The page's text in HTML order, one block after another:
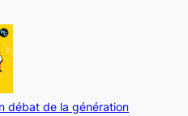
débat de la génération